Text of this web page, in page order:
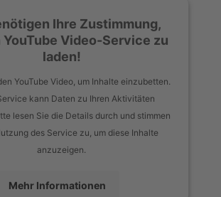
Ihre Zustimmung,
YouTube Video-Service zu
laden!
YouTube Video, um Inhalte einzubetten.
kann Daten zu Ihren Aktivitäten
lesen Sie die Details durch und stimmen
des Service zu, um diese Inhalte
anzuzeigen.
Mehr Informationen